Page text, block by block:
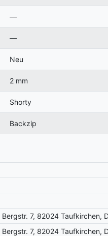
—
—
Neu
2 mm
Shorty
Backzip
Bergstr. 7, 82024 Taufkirchen,
Bergstr. 7, 82024 Taufkirchen,